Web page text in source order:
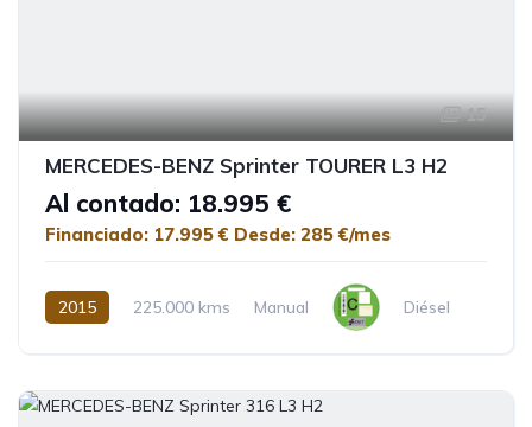
15
MERCEDES-BENZ Sprinter TOURER L3 H2
Al contado: 18.995 €
Financiado: 17.995 € Desde: 285 €/mes
2015 225.000 kms Manual Diésel